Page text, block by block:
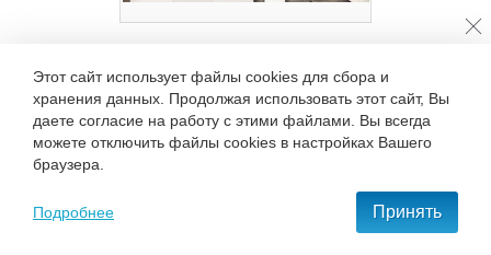
Сайт для компании
Fin2You(2015)
Вернуться к списку клиентов
+7 495 777-68-37
Этот сайт использует файлы cookies для сбора и
хранения данных. Продолжая использовать этот сайт, Вы
даете согласие на работу с этими файлами. Вы всегда
можете отключить файлы cookies в настройках Вашего
браузера.
Подробнее Принять